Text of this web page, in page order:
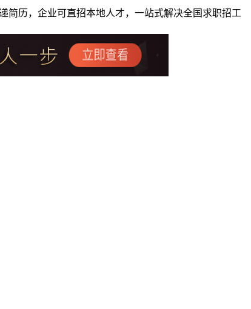
简历，企业可直招本地人才，一站式解决全国求职招工